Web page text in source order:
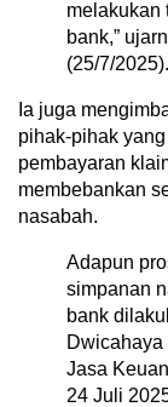
melakukan
bank,”
(25/7/2025).
Ia juga
pihak-pihak
pembayaran
membebankan
nasabah.
Adapun
simpanan
bank
Jasa
24 Juli